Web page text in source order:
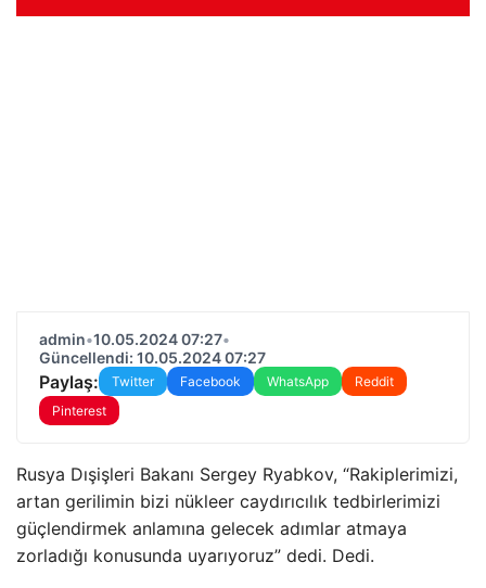
admin•10.05.2024 07:27•
Güncellendi: 10.05.2024 07:27
Paylaş: Twitter Facebook WhatsApp
Reddit
Pinterest
Rusya Dışişleri Bakanı Sergey Ryabkov, “Rakiplerimizi,
artan gerilimin bizi nükleer caydırıcılık tedbirlerimizi
güçlendirmek anlamına gelecek adımlar atmaya
zorladığı konusunda uyarıyoruz” dedi. Dedi.